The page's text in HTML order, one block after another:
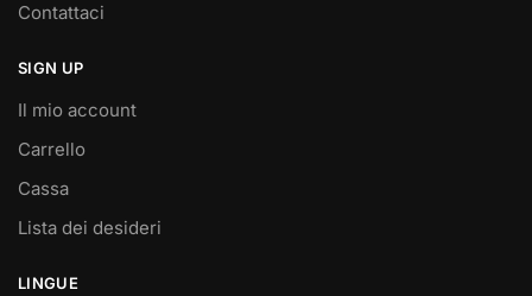
Contattaci
SIGN UP
Il mio account
Carrello
Cassa
Lista dei desideri
LINGUE